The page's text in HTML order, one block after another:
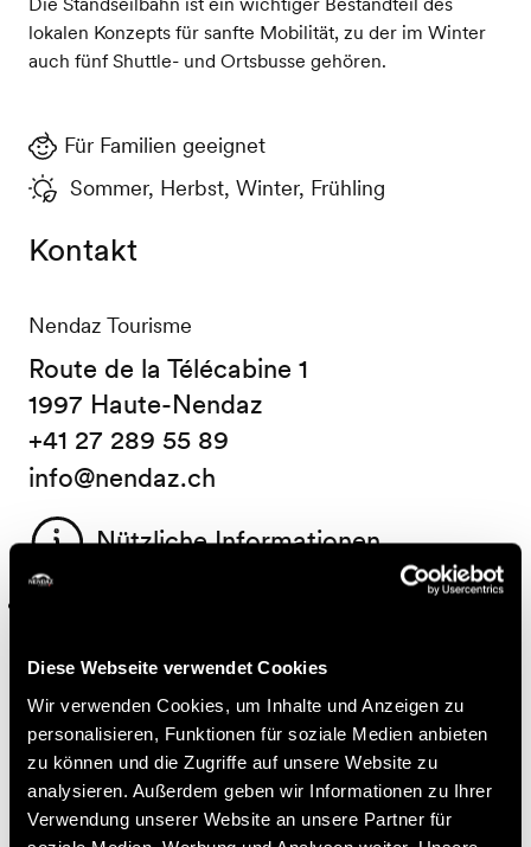
Diese Webseite verwendet Cookies
Wir verwenden Cookies, um Inhalte und Anzeigen zu
personalisieren, Funktionen für soziale Medien anbieten
zu können und die Zugriffe auf unsere Website zu
analysieren. Außerdem geben wir Informationen zu Ihrer
Verwendung unserer Website an unsere Partner für
lokalen Konzepts für sanfte Mobilität, zu der im Winter
auch fünf Shuttle- und Ortsbusse gehören.
Für Familien geeignet
Sommer, Herbst, Winter, Frühling
Kontakt
Nendaz Tourisme
Route de la Télécabine 1
1997 Haute-Nendaz
+41 27 289 55 89
info@nendaz.ch
Nützliche Informationen
Aufgrund einer technischen Störung ist die Gondel auf
außer Betrieb. Vielen Dank für Ihr Verständnis.
Zugänglichkeit
RollstuhlgängigParkplatze